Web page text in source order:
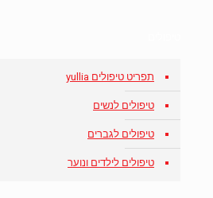
תפריט טיפולים yullia
טיפולים לנשים
טיפולים לגברים
טיפולים לילדים ונוער